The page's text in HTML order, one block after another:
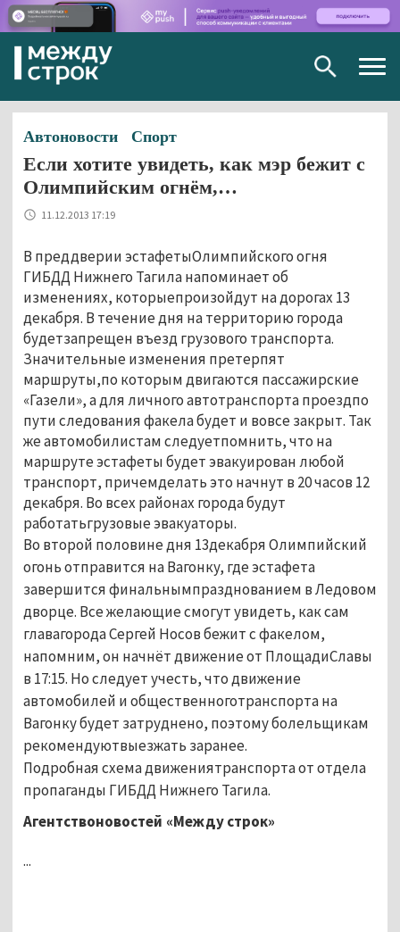
Автоновости Спорт
Если хотите увидеть, как мэр бежит с
Олимпийским огнём,…
11.12.2013 17:19
В преддверии эстафетыОлимпийского огня
ГИБДД Нижнего Тагила напоминает об
изменениях, которыепроизойдут на дорогах 13
декабря. В течение дня на территорию города
будетзапрещен въезд грузового транспорта.
Значительные изменения претерпят
маршруты,по которым двигаются пассажирские
«Газели», а для личного автотранспорта проездпо
пути следования факела будет и вовсе закрыт. Так
же автомобилистам следуетпомнить, что на
маршруте эстафеты будет эвакуирован любой
транспорт, причемделать это начнут в 20 часов 12
декабря. Во всех районах города будут
работатьгрузовые эвакуаторы.
Во второй половине дня 13декабря Олимпийский
огонь отправится на Вагонку, где эстафета
завершится финальнымпразднованием в Ледовом
дворце. Все желающие смогут увидеть, как сам
главагорода Сергей Носов бежит с факелом,
напомним, он начнёт движение от ПлощадиСлавы
в 17:15. Но следует учесть, что движение
автомобилей и общественноготранспорта на
Вагонку будет затруднено, поэтому болельщикам
рекомендуютвыезжать заранее.
Подробная схема движениятранспорта от отдела
пропаганды ГИБДД Нижнего Тагила.
Агентствоновостей «Между строк»
...